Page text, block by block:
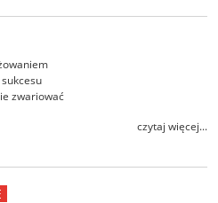
zwariować
czytaj więcej...